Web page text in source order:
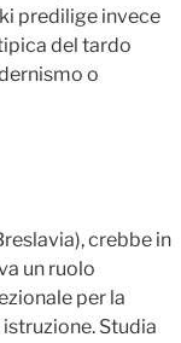
predilige invece
del tardo
o
crebbe in
un ruolo
per la
Studia